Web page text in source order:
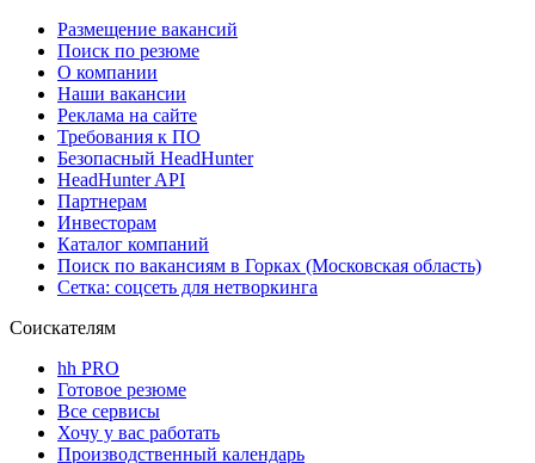
Размещение вакансий
Поиск по резюме
О компании
Наши вакансии
Реклама на сайте
Требования к ПО
Безопасный HeadHunter
HeadHunter API
Партнерам
Инвесторам
Каталог компаний
Поиск по вакансиям в Горках (Московская область)
Сетка: соцсеть для нетворкинга
Соискателям
hh PRO
Готовое резюме
Все сервисы
Хочу у вас работать
Производственный календарь